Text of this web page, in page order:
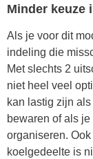
Minder keuze
Als je voor dit
indeling die
Met slechts 2
niet heel veel
kan lastig zijn
bewaren of als
organiseren.
koelgedeelte is